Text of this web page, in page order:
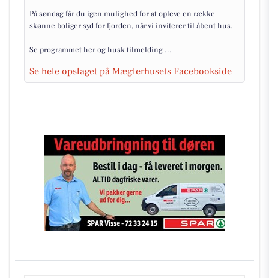
På søndag får du igen mulighed for at opleve en række
skønne boliger syd for fjorden, når vi inviterer til åbent hus.
Se programmet her og husk tilmelding ...
Se hele opslaget på Mæglerhusets Facebookside